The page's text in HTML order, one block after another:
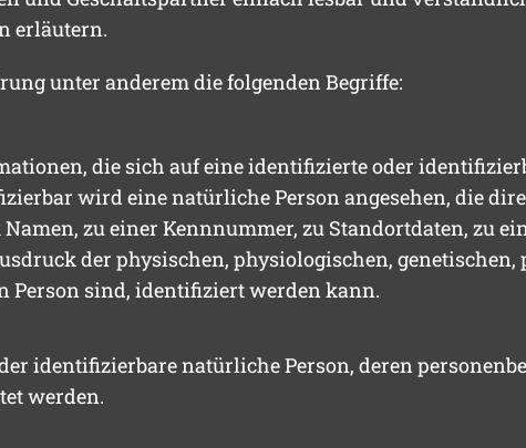
erläutern.
unter anderem die folgenden Begriffe:
die sich auf eine identifizierte oder
wird eine natürliche Person angesehen, die
zu einer Kennnummer, zu Standortdaten, zu
der physischen, physiologischen,
Person sind, identifiziert werden kann.
identifizierbare natürliche Person, deren
werden.